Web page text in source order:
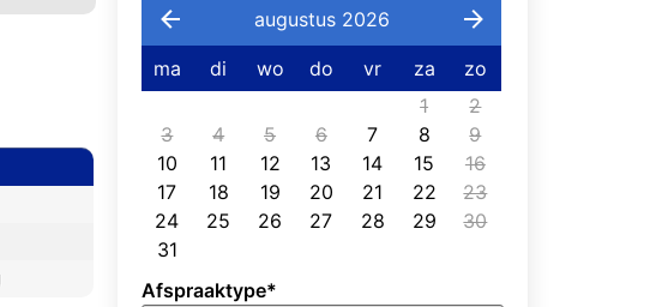
augustus 2026
ma di wo do vr za
zo
1
2
3
4 5 6 7 8
9
10
11 12 13 14 15
16
17
18 19 20 21 22
23
24
25 26 27 28 29
30
31
Afspraaktype*